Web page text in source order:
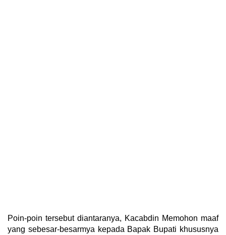
Poin-poin tersebut diantaranya, Kacabdin Memohon maaf
yang sebesar-besarmya kepada Bapak Bupati khususnya